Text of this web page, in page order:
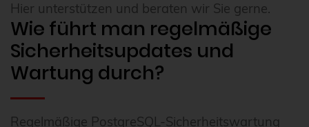
Hier unterstützen und beraten wir Sie gerne.
Wie führt man regelmäßige
Sicherheitsupdates und
Wartung durch?
Regelmäßige PostgreSQL-Sicherheitswartung